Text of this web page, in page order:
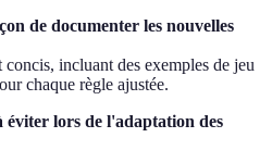
de documenter les nouvelles
incluant des exemples de jeu
chaque règle ajustée.
éviter lors de l'adaptation des